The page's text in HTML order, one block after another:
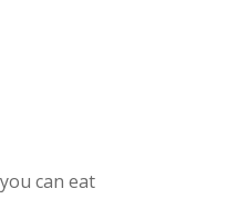
can eat